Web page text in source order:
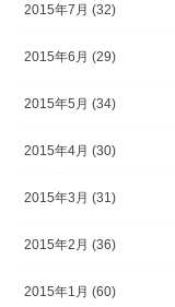
2015年7月 (32)
2015年6月 (29)
2015年5月 (34)
2015年4月 (30)
2015年3月 (31)
2015年2月 (36)
2015年1月 (60)